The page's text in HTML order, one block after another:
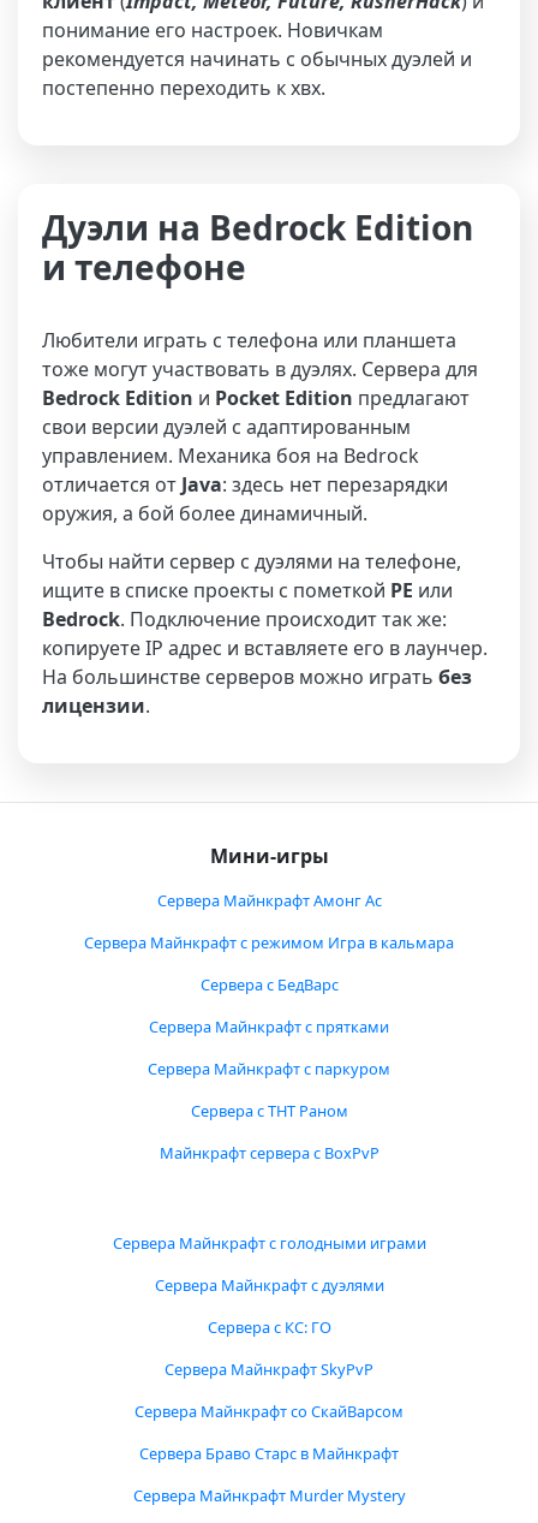
понимание его настроек. Новичкам
рекомендуется начинать с обычных дуэлей и
постепенно переходить к хвх.
Дуэли на Bedrock Edition
и телефоне
Любители играть с телефона или планшета
тоже могут участвовать в дуэлях. Сервера для
Bedrock Edition и Pocket Edition предлагают
свои версии дуэлей с адаптированным
управлением. Механика боя на Bedrock
отличается от Java: здесь нет перезарядки
оружия, а бой более динамичный.
Чтобы найти сервер с дуэлями на телефоне,
ищите в списке проекты с пометкой PE или
Bedrock. Подключение происходит так же:
копируете IP адрес и вставляете его в лаунчер.
На большинстве серверов можно играть без
лицензии.
Мини-игры
Сервера Майнкрафт Амонг Ас
Сервера Майнкрафт с режимом Игра в кальмара
Сервера с БедВарс
Сервера Майнкрафт с прятками
Сервера Майнкрафт с паркуром
Сервера с ТНТ Раном
Майнкрафт сервера с BoxPvP
Сервера Майнкрафт с голодными играми
Сервера Майнкрафт с дуэлями
Сервера с КС: ГО
Сервера Майнкрафт SkyPvP
Сервера Майнкрафт со СкайВарсом
Сервера Браво Старс в Майнкрафт
Сервера Майнкрафт Murder Mystery